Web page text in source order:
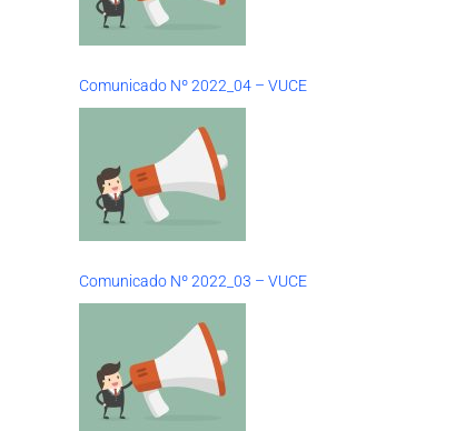
Comunicado Nº 2022_04 – VUCE
Comunicado Nº 2022_03 – VUCE